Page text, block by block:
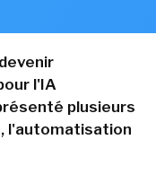
l'IA
plusieurs
l'automatisation